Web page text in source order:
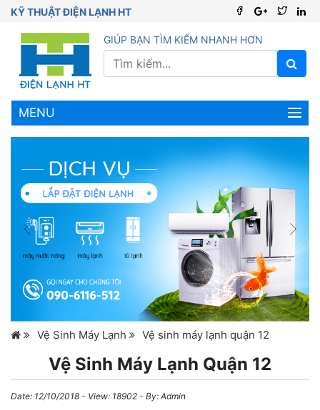
KỸ THUẬT ĐIỆN LẠNH HT
GIÚP BẠN TÌM KIẾM NHANH HƠN
MENU
Vệ Sinh Máy Lạnh Vệ sinh máy lạnh quận 12
Vệ Sinh Máy Lạnh Quận 12
Date: 12/10/2018 - View: 18902 - By: Admin